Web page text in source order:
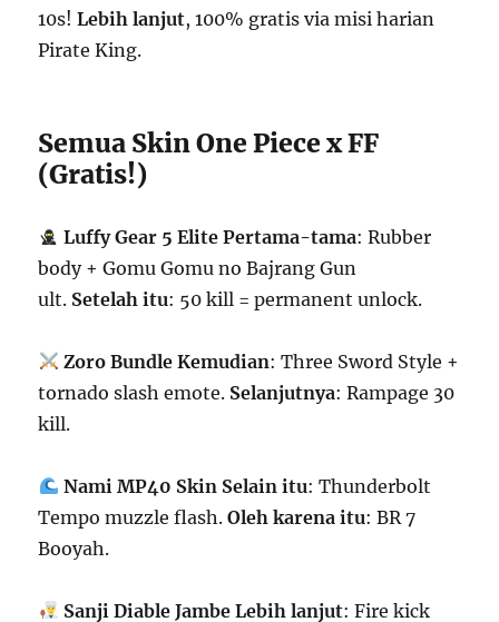
10s!Lebih lanjut, 100% gratis via misi harian
Pirate King.
Semua Skin One Piece x FF
(Gratis!)
Luffy Gear 5 Elite Pertama-tama: Rubber
body + Gomu Gomu no Bajrang Gun
ult. Setelah itu: 50 kill = permanent unlock.
Zoro Bundle Kemudian: Three Sword Style +
tornado slash emote. Selanjutnya: Rampage 30
kill.
Nami MP40 Skin Selain itu: Thunderbolt
Tempo muzzle flash.Oleh karena itu: BR 7
Booyah.
Sanji Diable Jambe Lebih lanjut: Fire kick